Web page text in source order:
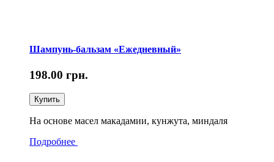
Шампунь-бальзам «Ежедневный»
198.00 грн.
Купить
На основе масел макадамии, кунжута, миндаля
Подробнее